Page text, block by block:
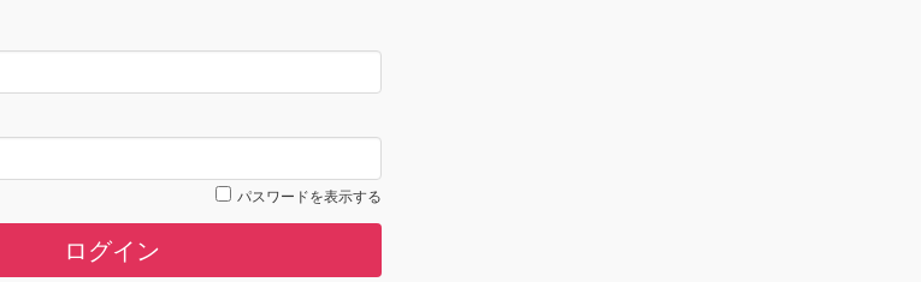
パスワードを表示する
ログイン